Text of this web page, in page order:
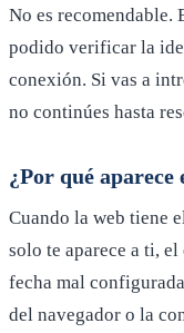
No es recomendable.
podido verificar la
conexión. Si vas a
no continúes hasta
¿Por qué
Cuando la web tiene
solo te aparece a ti,
fecha mal
del navegador o la